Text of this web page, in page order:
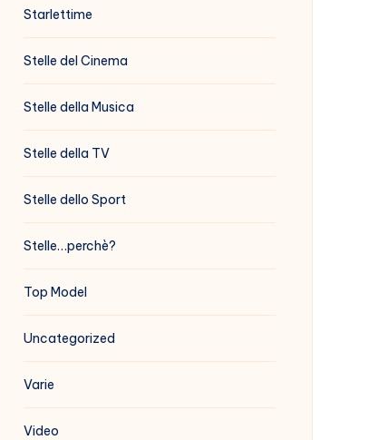
Starlettime
Stelle del Cinema
Stelle della Musica
Stelle della TV
Stelle dello Sport
Stelle…perchè?
Top Model
Uncategorized
Varie
Video